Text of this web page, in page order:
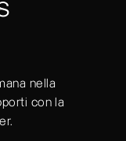
nella
con la